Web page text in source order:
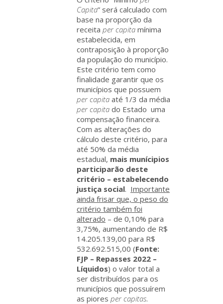
Capita” será calculado com
base na proporção da
receita per capita mínima
estabelecida, em
contraposição à proporção
da população do município.
Este critério tem como
finalidade garantir que os
municípios que possuem
per capita até 1/3 da média
per capita do Estado uma
compensação financeira.
Com as alterações do
cálculo deste critério, para
até 50% da média
estadual, mais munícipios
participarão deste
critério – estabelecendo
justiça social. Importante
ainda frisar que, o peso do
critério também foi
alterado – de 0,10% para
3,75%, aumentando de R$
14.205.139,00 para R$
532.692.515,00 (Fonte:
FJP – Repasses 2022 –
Líquidos) o valor total a
ser distribuídos para os
municípios que possuírem
as piores per capitas.